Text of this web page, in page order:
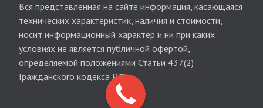
Вся представленная на сайте информация, касающаяся
технических характеристик, наличия и стоимости,
носит информационный характер и ни при каких
условиях не является публичной офертой,
определяемой положениями Статьи 437(2)
Гражданского кодекса РФ.